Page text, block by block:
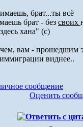
брат...ты всё
брат - без своих
хана" (с)
вам - прошедшим
виднее..
Оценить